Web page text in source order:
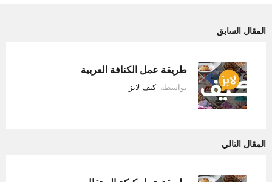
المقال السابق
طريقة عمل الكنافة العربية
بواسطة كيف لابز
المقال التالي